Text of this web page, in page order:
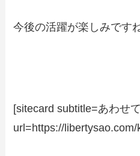
今後の活躍が楽しみです
[sitecard subtitle=あわせ
url=https://